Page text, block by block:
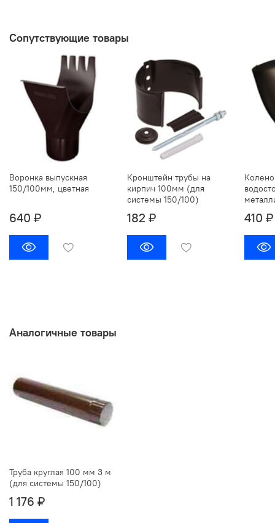
Сопутствующие товары
Воронка выпускная
150/100мм, цветная
640 ₽
Кронштейн трубы на
кирпич 100мм (для
системы 150/100)
182 ₽ 410 ₽
Аналогичные товары
Труба круглая 100 мм 3 м
(для системы 150/100)
1 176 ₽